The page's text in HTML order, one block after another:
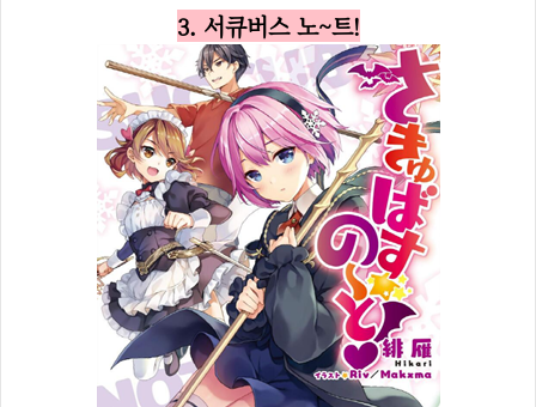
3. 서큐버스 노~트!